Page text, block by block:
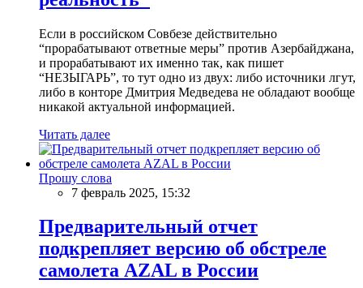
Если в российском Совбезе действительно
“прорабатывают ответные меры” против Азербайджана,
и прорабатывают их именно так, как пишет
“НЕЗЫГАРЬ”, то тут одно из двух: либо источники лгут,
либо в конторе Дмитрия Медведева не обладают вообще
никакой актуальной информацией.
Читать далее
Прошу слова
7 февраль 2025, 15:32
Предварительный отчет
подкрепляет версию об обстреле
самолета AZAL в России